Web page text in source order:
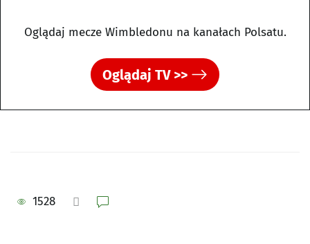
Oglądaj mecze Wimbledonu na kanałach Polsatu.
Oglądaj TV >>
1528